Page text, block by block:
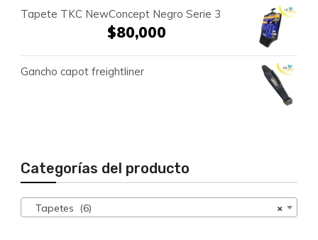
Tapete TKC NewConcept Negro Serie 3
$80,000
Gancho capot freightliner
Categorías del producto
×
Tapetes (6)